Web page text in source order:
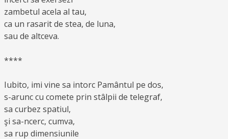
zambetul acela al tau,
ca un rasarit de stea, de luna,
sau de altceva.
****
Iubito, imi vine sa intorc Pamântul pe dos,
s-arunc cu comete prin stâlpii de telegraf,
sa curbez spatiul,
şi sa-ncerc, cumva,
sa rup dimensiunile